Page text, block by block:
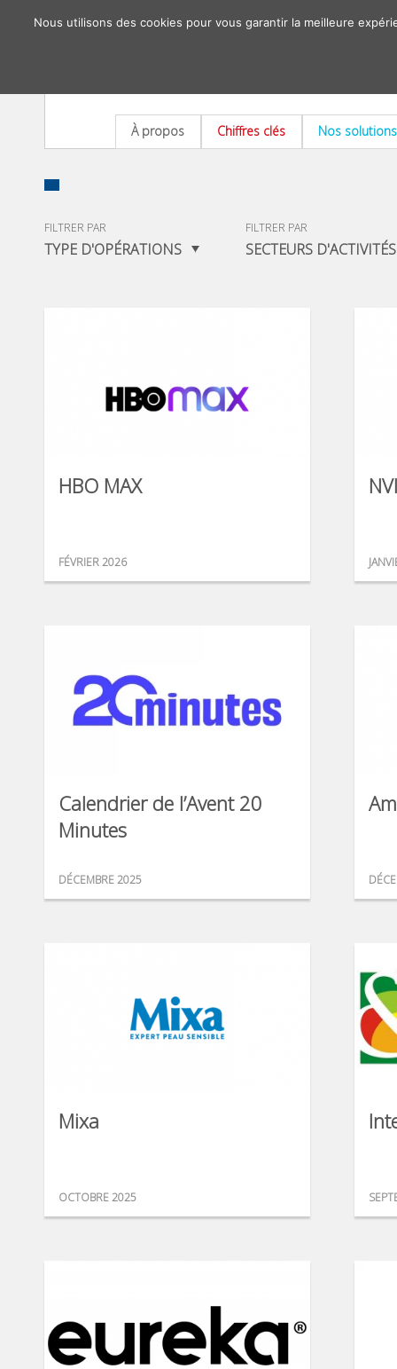
À propos Chiffres clés Nos solutions
FILTRER PAR
TYPE D'OPÉRATIONS
FILTRER PAR
SECTEURS D'ACTIVITÉS
HBO MAX
FÉVRIER 2026
Calendrier de l’Avent 20
Minutes
DÉCEMBRE 2025
Mixa
OCTOBRE 2025
Nous utilisons des cookies pour vous garantir la meilleure